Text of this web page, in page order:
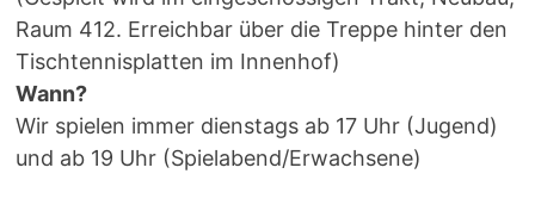
Raum 412. Erreichbar über die Treppe hinter den
Tischtennisplatten im Innenhof)
Wann?
Wir spielen immer dienstags ab 17 Uhr (Jugend)
und ab 19 Uhr (Spielabend/Erwachsene)